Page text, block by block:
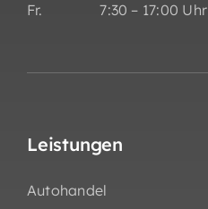
Fr. 7:30 – 17:00 Uhr
Leistungen
Autohandel